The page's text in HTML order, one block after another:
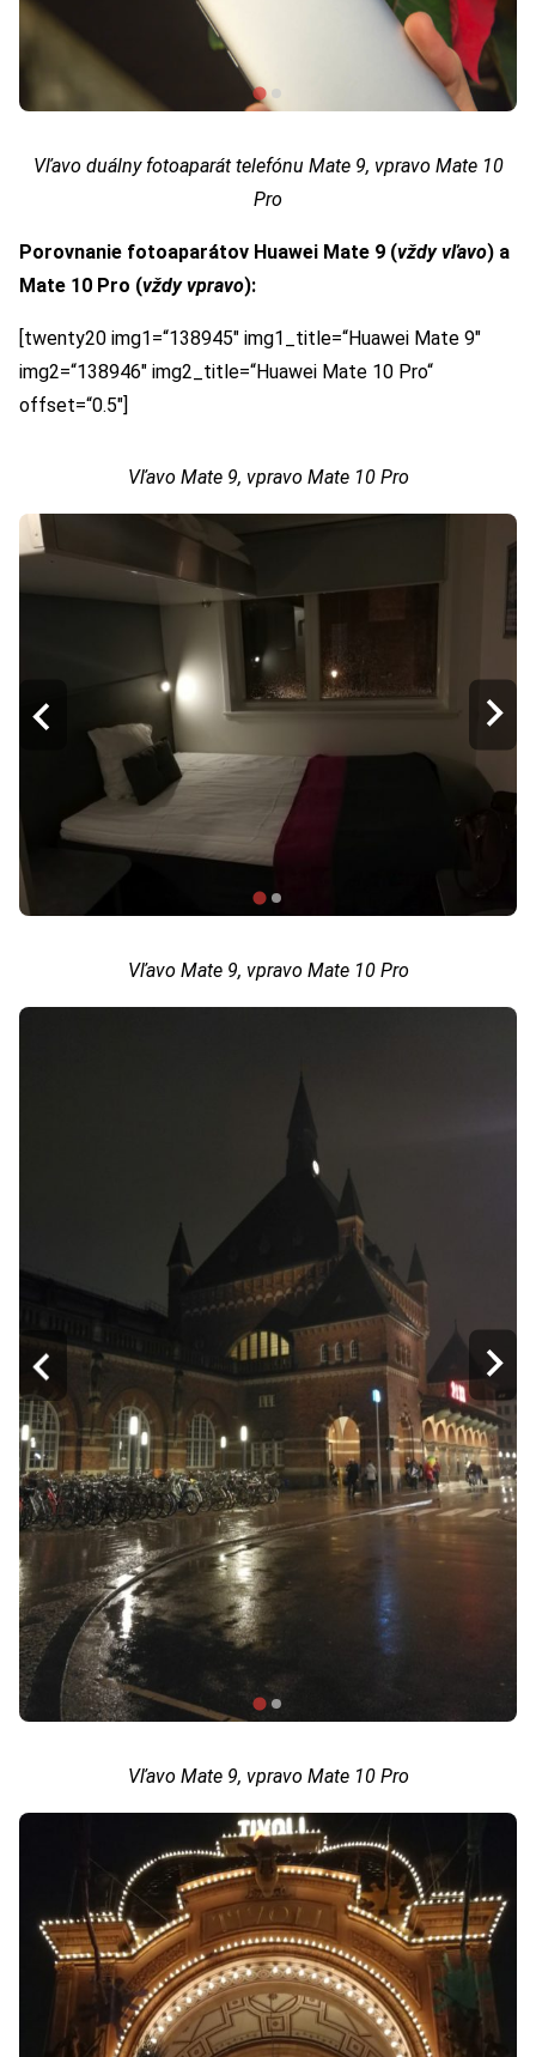
Vľavo duálny fotoaparát telefónu Mate 9, vpravo Mate 10
Pro
Porovnanie fotoaparátov Huawei Mate 9 (vždy vľavo) a
Mate 10 Pro (vždy vpravo):
[twenty20 img1=“138945″ img1_title=“Huawei Mate 9″
img2=“138946″ img2_title=“Huawei Mate 10 Pro“
offset=“0.5″]
Vľavo Mate 9, vpravo Mate 10 Pro
Vľavo Mate 9, vpravo Mate 10 Pro
Vľavo Mate 9, vpravo Mate 10 Pro